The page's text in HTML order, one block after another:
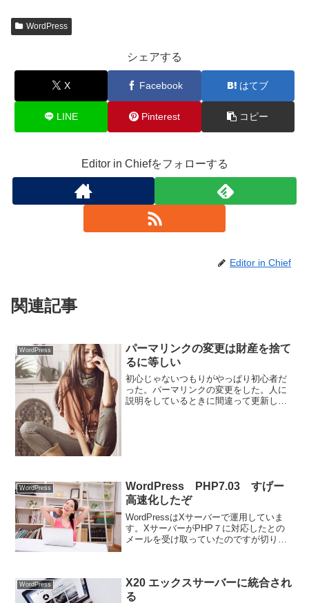
WordPress
シェアする
X Facebook はてブ
LINE Pinterest コピー
Editor in Chiefをフォローする
Editor in Chief
関連記事
WordPress
パーマリンクの変更は財産を捨て
るに等しい
初心じゃないつもりがやっぱり初心者だ
った。パーマリンクの変更をした。人に
説明をしているときに間違って更新して
WordPress
WordPress PHP7.03 すげー
高速化したぞ
WordPressはXサーバーで運用していま
す。XサーバーがPHP７に対応したとの
メールを受け取っていたのですが切り替
すげー高速化し...
WordPress
X20 エックスサーバーに統合され
る